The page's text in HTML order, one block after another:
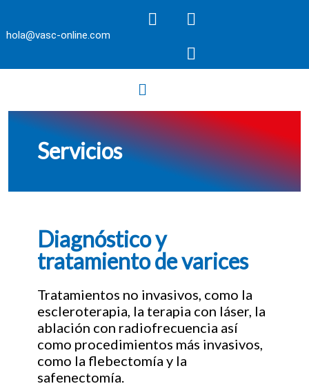
hola@vasc-online.com
Servicios
Diagnóstico y
tratamiento de varices
Tratamientos no invasivos, como la
escleroterapia, la terapia con láser, la
ablación con radiofrecuencia así
como procedimientos más invasivos,
como la flebectomía y la
safenectomía.